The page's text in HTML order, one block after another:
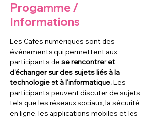
Progamme /
Informations
Les Cafés numériques sont des
événements qui permettent aux
participants de se rencontrer et
d’échanger sur des sujets liés à la
technologie et à l’informatique. Les
participants peuvent discuter de sujets
tels que les réseaux sociaux, la sécurité
en ligne, les applications mobiles et les